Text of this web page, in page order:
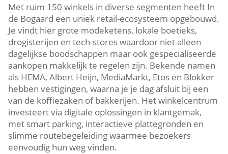
Met ruim 150 winkels in diverse segmenten heeft In
de Bogaard een uniek retail-ecosysteem opgebouwd.​
Je vindt hier grote modeketens, lokale boetieks,
drogisterijen en tech-stores waardoor niet alleen
dagelijkse boodschappen maar ook gespecialiseerde
aankopen makkelijk te regelen zijn.​ Bekende namen
als HEMA, Albert Heijn, MediaMarkt, Etos en Blokker
hebben vestigingen, waarna je je dag afsluit bij een
van de koffiezaken of bakkerijen.​ Het winkelcentrum
investeert via digitale oplossingen in klantgemak,
met smart parking, interactieve plattegronden en
slimme routebegeleiding waarmee bezoekers
eenvoudig hun weg vinden.​